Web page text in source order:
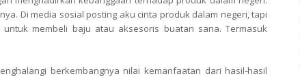
Di media sosial posting aku cinta produk dalam negeri, tapi
membeli baju atau aksesoris buatan sana. Termasuk
berkembangnya nilai kemanfaatan dari hasil-hasil